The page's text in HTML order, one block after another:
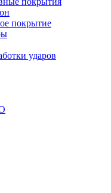
покрытие
ударов